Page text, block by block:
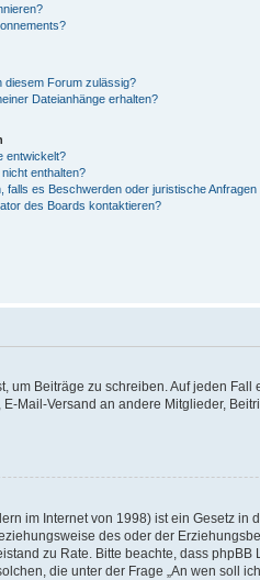
diesem Forum zulässig?
Dateianhänge erhalten?
entwickelt?
enthalten?
falls es Beschwerden oder juristische
des Boards kontaktieren?
Beiträge zu schreiben. Auf jeden Fall
Mail-Versand an andere Mitglieder,
im Internet von 1998) ist ein Gesetz in
des oder der
zu Rate. Bitte beachte, dass phpBB
die unter der Frage „An wen soll